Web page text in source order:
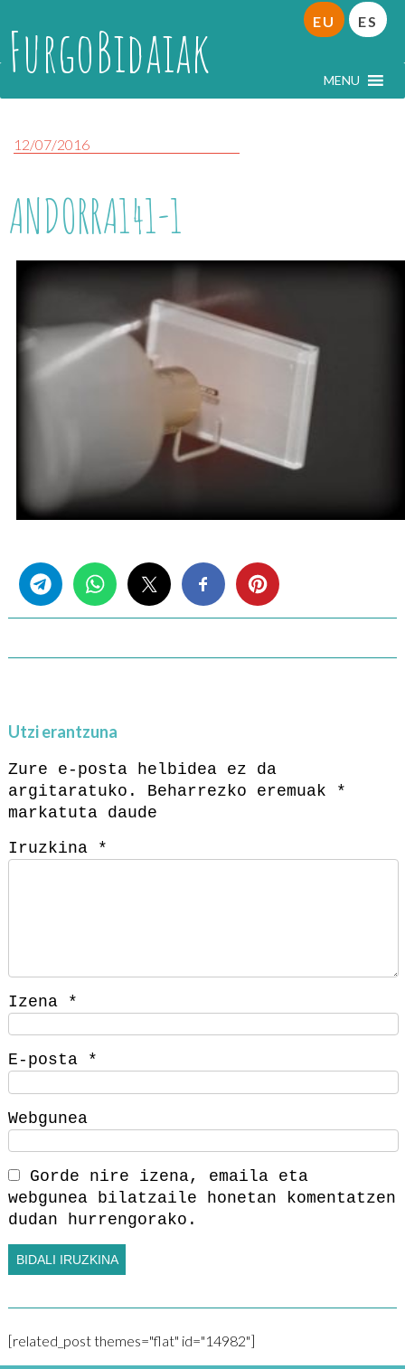
FurgoBidaiak MENU
EU ES
12/07/2016
ANDORRA141-1
Utzi erantzuna
Zure e-posta helbidea ez da
argitaratuko.
Beharrezko eremuak
*
markatuta daude
Iruzkina
*
Izena *
E-posta *
Webgunea
Gorde nire izena, emaila eta
webgunea bilatzaile honetan komentatzen
dudan hurrengorako.
[related_post themes="flat" id="14982"]